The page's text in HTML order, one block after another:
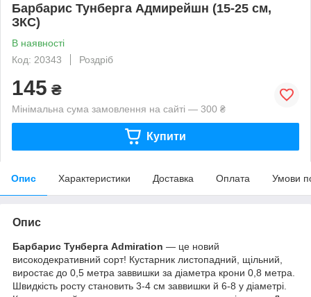
Барбарис Тунберга Адмирейшн (15-25 см,
ЗКС)
В наявності
Код: 20343
Роздріб
145 ₴
Мінімальна сума замовлення на сайті — 300 ₴
Купити
Опис Характеристики Доставка Оплата Умови
Опис
Барбарис Тунберга Admiration — це новий
високодекративний сорт! Кустарник листопадний, щільний,
виростає до 0,5 метра заввишки за діаметра крони 0,8 метра.
Швидкість росту становить 3-4 см заввишки й 6-8 у діаметрі.